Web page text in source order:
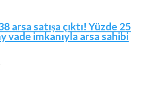
arsa satışa çıktı! Yüzde 25
vade imkanıyla arsa sahibi